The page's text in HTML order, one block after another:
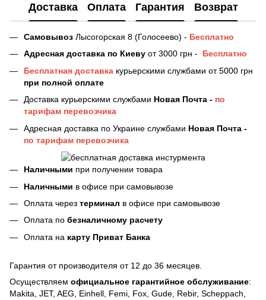
Доставка Оплата Гарантия Возврат
Самовывоз Лысогорская 8 (Голосеево) - Бесплатно
Адресная доставка по Киеву от 3000 грн -
Бесплатно
Бесплатная доставка курьерскими службами от 5000 грн
при полной оплате
Доставка курьерскими службами Новая Почта - по
тарифам перевозчика
Адресная доставка по Украине службами Новая Почта -
по тарифам перевозчика
Наличными при получении товара
Наличными в офисе при самовывозе
Оплата через терминал в офисе при самовывозе
Оплата по безналичному расчету
Оплата на карту Приват Банка
Гарантия от производителя от 12 до 36 месяцев.
Осуществляем официальное гарантийное обслуживание:
Makita, JET, AEG, Einhell, Femi, Fox, Gude, Rebir, Scheppach,